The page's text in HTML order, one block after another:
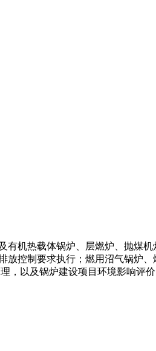
机热载体锅炉、层燃炉、抛煤
控制要求执行；燃用沼气锅炉
以及锅炉建设项目环境影响评